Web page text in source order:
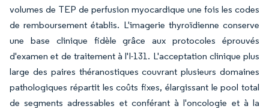
volumes de TEP de perfusion myocardique une fois les codes
de remboursement établis. L'imagerie thyroïdienne conserve
une base clinique fidèle grâce aux protocoles éprouvés
d'examen et de traitement à l'I-131. L'acceptation clinique plus
large des paires théranostiques couvrant plusieurs domaines
pathologiques répartit les coûts fixes, élargissant le pool total
de segments adressables et conférant à l'oncologie et à la